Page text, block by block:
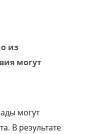
из
могут
могут
В результате